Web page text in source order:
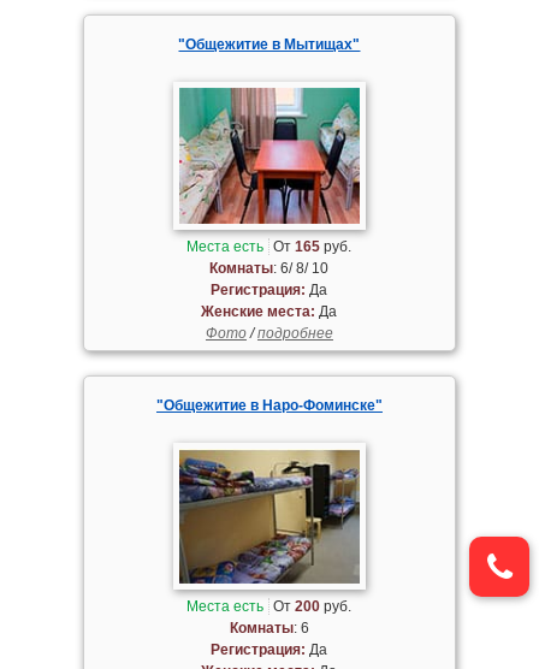
"Общежитие в Мытищах"
Места есть От165 руб.
Комнаты: 6/ 8/ 10
Регистрация: Да
Женские места: Да
Фото/подробнее
"Общежитие в Наро-Фоминске"
Места есть От200 руб.
Комнаты: 6
Регистрация: Да